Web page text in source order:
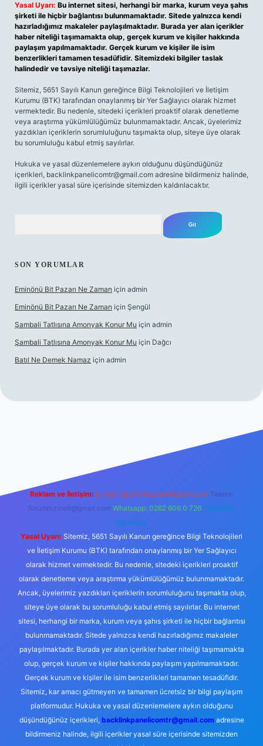
Yasal Uyarı: Bu internet sitesi, herhangi bir marka, kurum veya şahıs
şirketi ile hiçbir bağlantısı bulunmamaktadır. Sitede yalnızca kendi
hazırladığımız makaleler paylaşılmaktadır. Burada yer alan içerikler
haber niteliği taşımamakta olup, gerçek kurum ve kişiler hakkında
paylaşım yapılmamaktadır. Gerçek kurum ve kişiler ile isim
benzerlikleri tamamen tesadüfidir. Sitemizdeki bilgiler taslak
halindedir ve tavsiye niteliği taşımazlar.
Sitemiz, 5651 Sayılı Kanun gereğince Bilgi Teknolojileri ve İletişim
Kurumu (BTK) tarafından onaylanmış bir Yer Sağlayıcı olarak hizmet
vermektedir. Bu nedenle, sitedeki içerikleri proaktif olarak denetleme
veya araştırma yükümlülüğümüz bulunmamaktadır. Ancak, üyelerimiz
yazdıkları içeriklerin sorumluluğunu taşımakta olup, siteye üye olarak
bu sorumluluğu kabul etmiş sayılırlar.
Hukuka ve yasal düzenlemelere aykırı olduğunu düşündüğünüz
içerikleri, backlinkpanelicomtr@gmail.com adresine bildirmeniz halinde,
ilgili içerikler yasal süre içerisinde sitemizden kaldırılacaktır.
SON YORUMLAR
Eminönü Bit Pazarı Ne Zaman için admin
Eminönü Bit Pazarı Ne Zaman için Şengül
Şambali Tatlısına Amonyak Konur Mu için admin
Şambali Tatlısına Amonyak Konur Mu için Dağcı
Batıl Ne Demek Namaz için admin
Reklam ve İletişim: E-mail: backlinkpaneli@gmail.com Teams:
forumhizmeti@gmail.com Whatsapp: 0262 606 0 726 Telegram:
@karabul
Yasal Uyarı: Sitemiz, 5651 Sayılı Kanun gereğince Bilgi Teknolojileri
ve İletişim Kurumu (BTK) tarafından onaylanmış bir Yer Sağlayıcı
olarak hizmet vermektedir. Bu nedenle, sitedeki içerikleri proaktif
olarak denetleme veya araştırma yükümlülüğümüz bulunmamaktadır.
Ancak, üyelerimiz yazdıkları içeriklerin sorumluluğunu taşımakta olup,
siteye üye olarak bu sorumluluğu kabul etmiş sayılırlar. Bu internet
sitesi, herhangi bir marka, kurum veya şahıs şirketi ile hiçbir bağlantısı
bulunmamaktadır. Sitede yalnızca kendi hazırladığımız makaleler
paylaşılmaktadır. Burada yer alan içerikler haber niteliği taşımamakta
olup, gerçek kurum ve kişiler hakkında paylaşım yapılmamaktadır.
Gerçek kurum ve kişiler ile isim benzerlikleri tamamen tesadüfidir.
Sitemiz, kar amacı gütmeyen ve tamamen ücretsiz bir bilgi paylaşım
platformudur. Hukuka ve yasal düzenlemelere aykırı olduğunu
düşündüğünüz içerikleri, backlinkpanelicomtr@gmail.comadresine
bildirmeniz halinde, ilgili içerikler yasal süre içerisinde sitemizden